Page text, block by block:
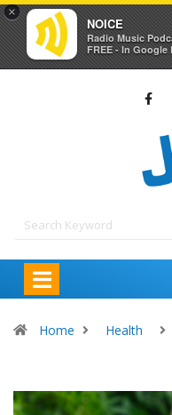
×
NOICE
Radio Music
FREE - In Google
Home Health